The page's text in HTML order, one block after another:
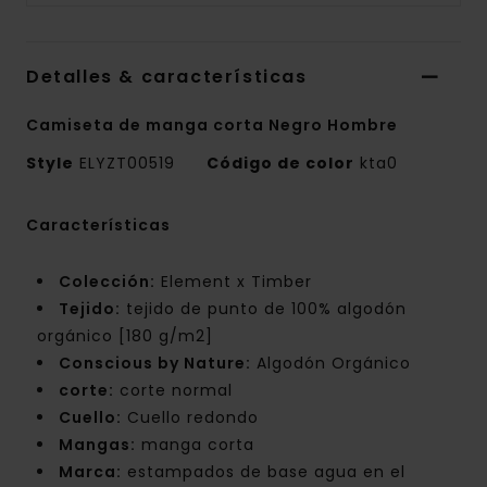
Detalles & características
Camiseta de manga corta Negro Hombre
Style ELYZT00519 Código de color kta0
Características
Colección: Element x Timber
Tejido: tejido de punto de 100% algodón
orgánico [180 g/m2]
Conscious by Nature: Algodón Orgánico
corte: corte normal
Cuello: Cuello redondo
Mangas: manga corta
Marca: estampados de base agua en el